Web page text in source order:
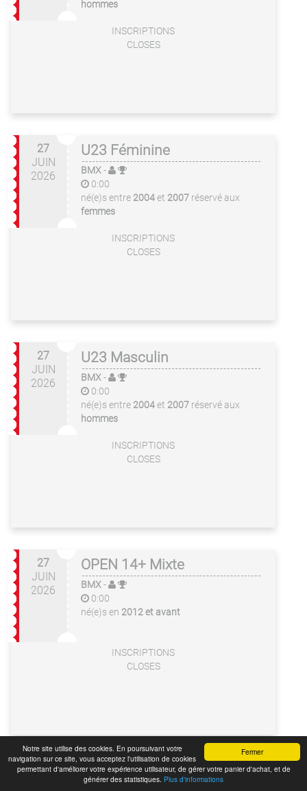
Fermer
Notre site utilise des cookies. En poursuivant votre
navigation sur ce site, vous acceptez l'utilisation de cookies
permettant d'améliorer votre expérience utilisateur, de gérer votre panier d'achat, et de
générer des statistiques. Plus d'informations
hommes
INSCRIPTIONS
CLOSES
27
JUIN
2026
U23 Féminine
BMX-
0:00
né(e)s entre 2004et 2007 réservé aux
femmes
INSCRIPTIONS
CLOSES
27
JUIN
2026
U23 Masculin
BMX-
0:00
né(e)s entre 2004et 2007 réservé aux
hommes
INSCRIPTIONS
CLOSES
27
JUIN
2026
OPEN 14+ Mixte
BMX-
0:00
né(e)s en 2012 et avant
INSCRIPTIONS
CLOSES
ATTENTION, si vous avez plusieurs personne à inscire, n'oubliez